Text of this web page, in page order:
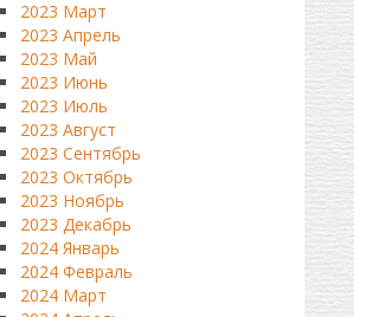
2023 Март
2023 Апрель
2023 Май
2023 Июнь
2023 Июль
2023 Август
2023 Сентябрь
2023 Октябрь
2023 Ноябрь
2023 Декабрь
2024 Январь
2024 Февраль
2024 Март